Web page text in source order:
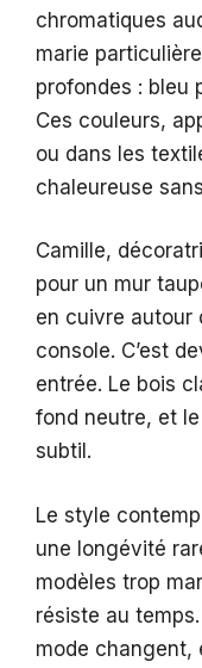
chromatiques
marie
profondes : bleu
Ces couleurs,
ou dans les
chaleureuse
Camille,
pour un mur
en cuivre autour
console. C’est
entrée. Le bois
fond neutre, et
subtil.
Le style
une longévité
modèles trop
résiste au
mode changent,